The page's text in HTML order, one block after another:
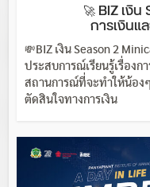
🚀 BIZ เงิ
การเงินแ
💸BIZ เงิน Season 2
ประสบการณ์เรียนรู้เรื่องก
สถานการณ์ที่จะทำให้น้องๆ
ตัดสินใจทางการเงิน